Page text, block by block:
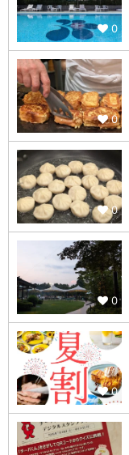
0
0
0
0
0